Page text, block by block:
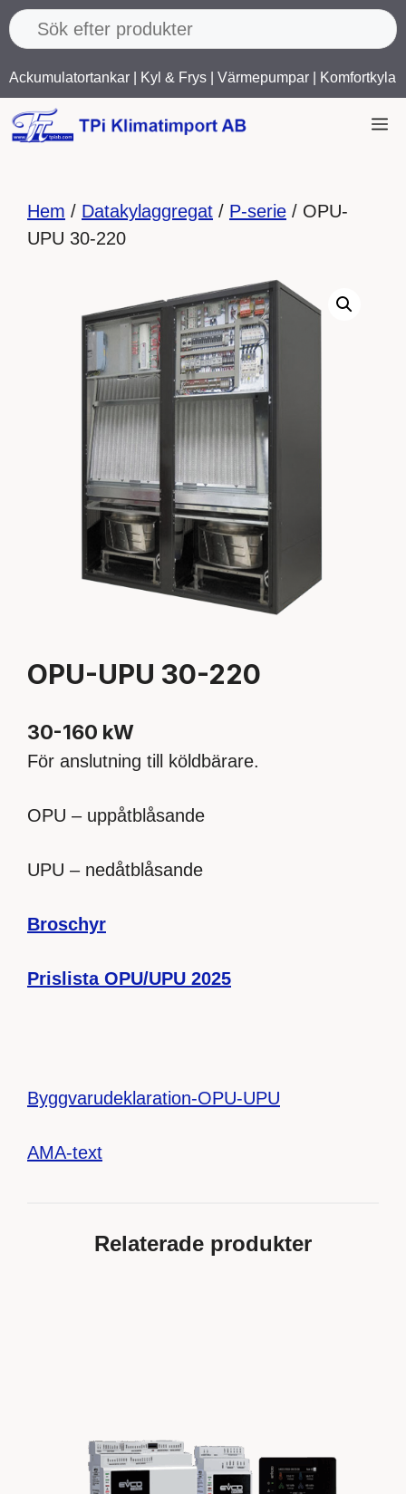
Hoppa
till
innehåll
Ackumulatortankar Kyl & Frys Värmepumpar Komfortkyla
Hem / Datakylaggregat / P-serie / OPU-
UPU 30-220
OPU-UPU 30-220
30-160 kW
För anslutning till köldbärare.
OPU – uppåtblåsande
UPU – nedåtblåsande
Broschyr
Prislista OPU/UPU 2025
Byggvarudeklaration-OPU-UPU
AMA-text
Relaterade produkter